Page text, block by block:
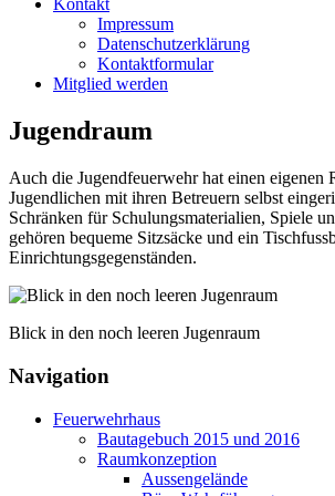
Kontakt
Impressum
Datenschutzerklärung
Kontaktformular
Mitglied werden
Jugendraum
Auch die Jugendfeuerwehr hat einen eigenen
Jugendlichen mit ihren Betreuern selbst
Schränken für Schulungsmaterialien, Spiele
gehören bequeme Sitzsäcke und ein
Einrichtungsgegenständen.
Blick in den noch leeren Jugenraum
Navigation
Feuerwehrhaus
Bautagebuch 2015 und 2016
Raumkonzeption
Aussengelände